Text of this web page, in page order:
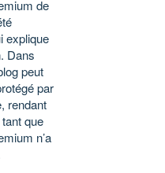
de
explique
Dans
peut
par
rendant
que
n’a